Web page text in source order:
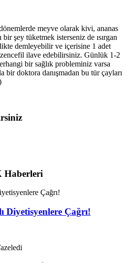
meyve olarak kivi, ananas
şey tüketmek isterseniz de ısırgan
demleyebilir ve içerisine 1 adet
zencefil ilave edebilirsiniz. Günlük 1-2
bir sağlık probleminiz varsa
bir doktora danışmadan bu tür çayları
Haberleri
Diyetisyenlere Çağrı!